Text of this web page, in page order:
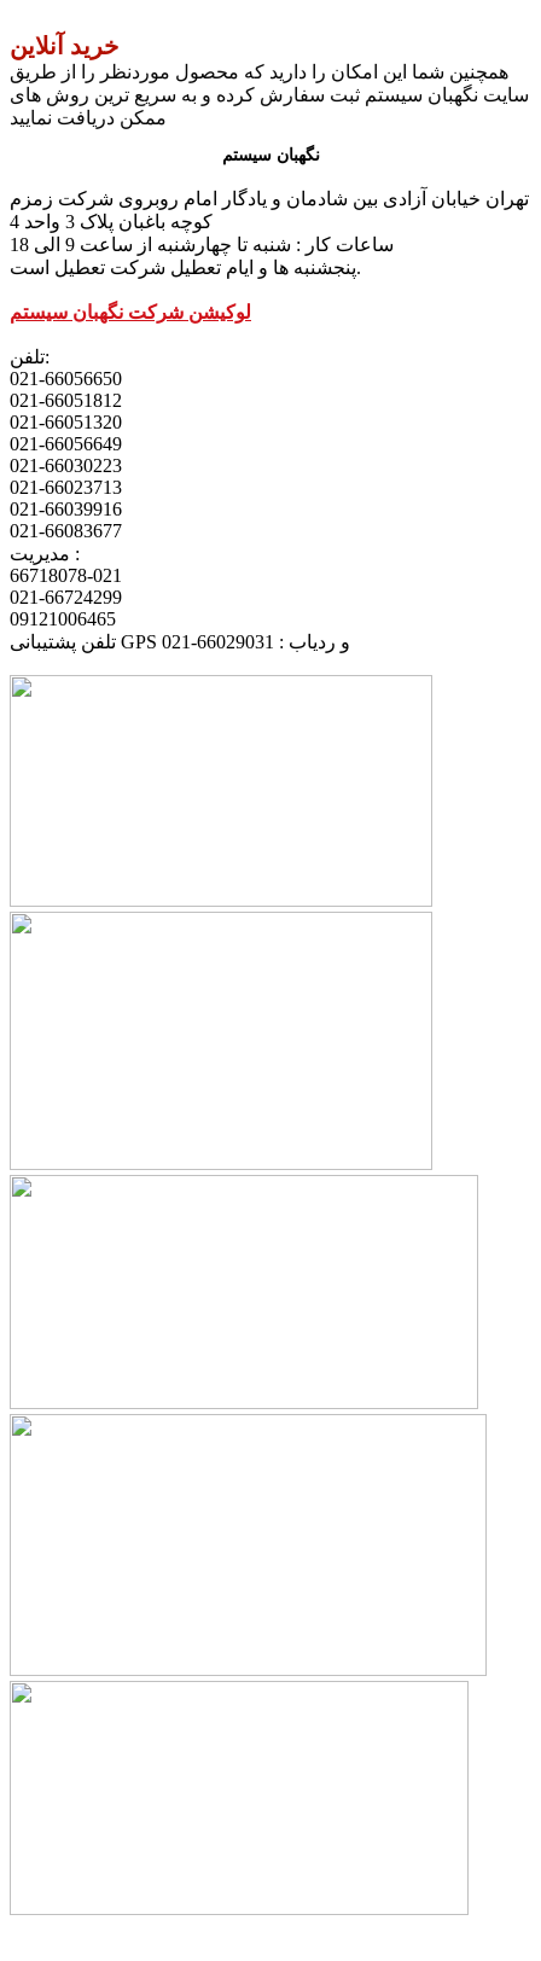
خرید آنلاین
همچنین شما این امکان را دارید که محصول موردنظر را از طریق
سایت نگهبان سیستم ثبت سفارش کرده و به سریع ترین روش های
ممکن دریافت نمایید
نگهبان سیستم
تهران خیابان آزادی بین شادمان و یادگار امام روبروی شرکت زمزم
کوچه باغبان پلاک 3 واحد 4
پنجشنبه ها و ایام تعطیل شرکت تعطیل است.
لوکیشن شرکت نگهبان سیستم
تلفن:
021-66056650
021-66051812
021-66051320
021-66056649
021-66030223
021-66023713
021-66039916
021-66083677
مدیریت :
66718078-021
021-66724299
09121006465
تلفن پشتیبانی GPS و ردیاب : 66029031-021